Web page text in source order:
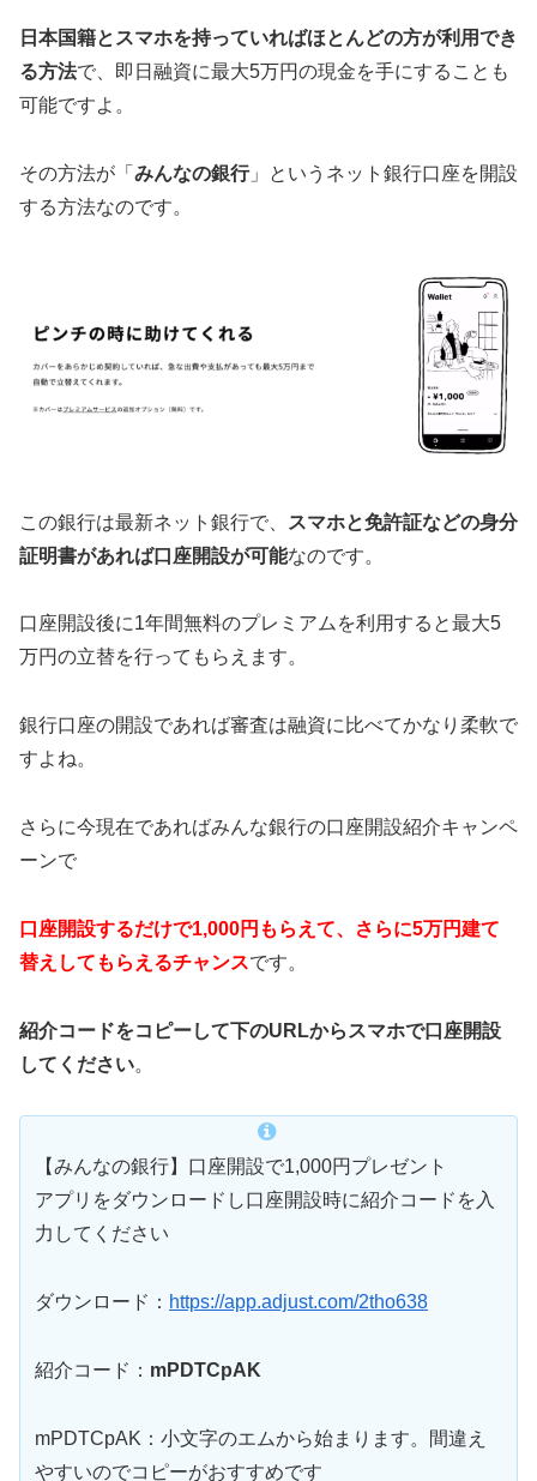
日本国籍とスマホを持っていればほとんどの方が利用でき
る方法で、即日融資に最大5万円の現金を手にすることも
可能ですよ。
その方法が「 みんなの銀行」というネット銀行口座を開設
する方法なのです。
この銀行は最新ネット銀行で、
スマホと免許証などの身分
証明書があれば口座開設が可能なのです。
口座開設後に1年間無料のプレミアムを利用すると最大5
万円の立替を行ってもらえます。
銀行口座の開設であれば審査は融資に比べてかなり柔軟で
すよね。
さらに今現在であればみんな銀行の口座開設紹介キャンペ
ーンで
口座開設するだけで1,000円もらえて、さらに5万円建て
替えしてもらえるチャンスです。
紹介コードをコピーして下のURLからスマホで口座開設
してください。
【みんなの銀行】口座開設で1,000円プレゼント
アプリをダウンロードし口座開設時に紹介コードを入
力してください
ダウンロード： https://app.adjust.com/2tho638
紹介コード： mPDTCpAK
mPDTCpAK：小文字のエムから始まります。間違え
やすいのでコピーがおすすめです